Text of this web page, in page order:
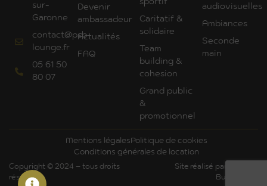
sur-
Garonne
contact@psb-
lounge.fr
05 61 50
80 07
Devenir
ambassadeur
Actualités
FAQ
sportif
Caritatif &
solidaire
Team
building &
cohesion
Grand public
&
promotionnel
audiovisuelles
Ambiances
Seconde
main
Mentions légalesPolitique de cookies
Conditions générales de location
Copyright © 2024 – tous droits
réservés
Site réalisé par Art'Com
Bureautique